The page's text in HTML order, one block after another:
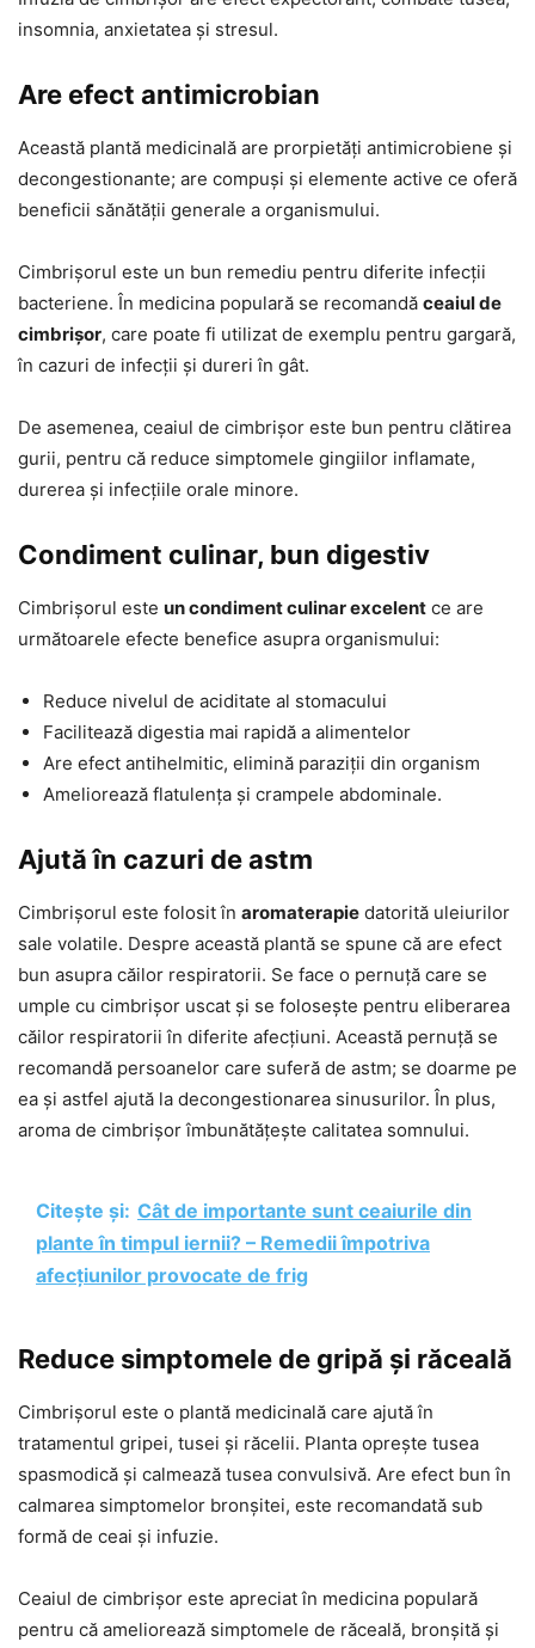
insomnia, anxietatea și stresul.
Are efect antimicrobian
Această plantă medicinală are prorpietăți antimicrobiene și
decongestionante; are compuși și elemente active ce oferă
beneficii sănătății generale a organismului.
Cimbrișorul este un bun remediu pentru diferite infecții
bacteriene. În medicina populară se recomandă ceaiul de
cimbrișor, care poate fi utilizat de exemplu pentru gargară,
în cazuri de infecții și dureri în gât.
De asemenea, ceaiul de cimbrișor este bun pentru clătirea
gurii, pentru că reduce simptomele gingiilor inflamate,
durerea și infecțiile orale minore.
Condiment culinar, bun digestiv
Cimbrișorul este un condiment culinar excelent ce are
următoarele efecte benefice asupra organismului:
Reduce nivelul de aciditate al stomacului
Facilitează digestia mai rapidă a alimentelor
Are efect antihelmitic, elimină paraziții din organism
Ameliorează flatulența și crampele abdominale.
Ajută în cazuri de astm
Cimbrișorul este folosit în aromaterapie datorită uleiurilor
sale volatile. Despre această plantă se spune că are efect
bun asupra căilor respiratorii. Se face o pernuță care se
umple cu cimbrișor uscat și se folosește pentru eliberarea
căilor respiratorii în diferite afecțiuni. Această pernuță se
recomandă persoanelor care suferă de astm; se doarme pe
ea și astfel ajută la decongestionarea sinusurilor. În plus,
aroma de cimbrișor îmbunătățește calitatea somnului.
Citește și: Cât de importante sunt ceaiurile din
plante în timpul iernii? – Remedii împotriva
afecțiunilor provocate de frig
Reduce simptomele de gripă și răceală
Cimbrișorul este o plantă medicinală care ajută în
tratamentul gripei, tusei și răcelii. Planta oprește tusea
spasmodică și calmează tusea convulsivă. Are efect bun în
calmarea simptomelor bronșitei, este recomandată sub
formă de ceai și infuzie.
Ceaiul de cimbrișor este apreciat în medicina populară
pentru că ameliorează simptomele de răceală, bronșită și